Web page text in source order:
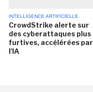
INTELLIGENCE ARTIFICIELLE
CrowdStrike alerte sur
des cyberattaques plus
furtives, accélérées par
l'IA